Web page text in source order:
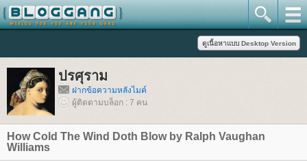
ปรศุราม
ฝากข้อความหลังไมค์
ผู้ติดตามบล็อก : 7 คน
How Cold The Wind Doth Blow by Ralph Vaughan
Williams